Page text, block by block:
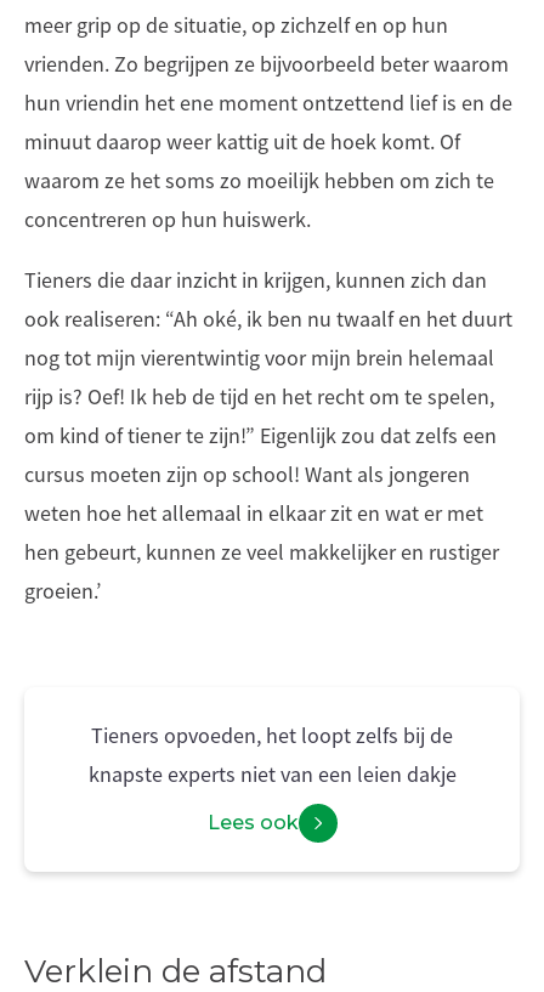
meer grip op de situatie, op zichzelf en op hun
vrienden. Zo begrijpen ze bijvoorbeeld beter waarom
hun vriendin het ene moment ontzettend lief is en de
minuut daarop weer kattig uit de hoek komt. Of
waarom ze het soms zo moeilijk hebben om zich te
concentreren op hun huiswerk.
Tieners die daar inzicht in krijgen, kunnen zich dan
ook realiseren: “Ah oké, ik ben nu twaalf en het duurt
nog tot mijn vierentwintig voor mijn brein helemaal
rijp is? Oef! Ik heb de tijd en het recht om te spelen,
om kind of tiener te zijn!” Eigenlijk zou dat zelfs een
cursus moeten zijn op school! Want als jongeren
weten hoe het allemaal in elkaar zit en wat er met
hen gebeurt, kunnen ze veel makkelijker en rustiger
groeien.’
Tieners opvoeden, het loopt zelfs bij de
knapste experts niet van een leien dakje
Lees ook
Verklein de afstand